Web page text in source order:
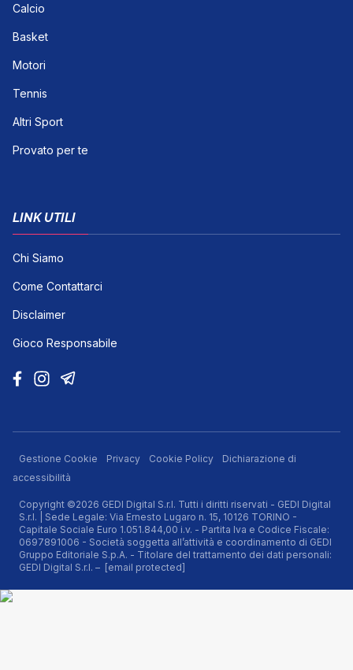
Calcio
Basket
Motori
Tennis
Altri Sport
Provato per te
LINK UTILI
Chi Siamo
Come Contattarci
Disclaimer
Gioco Responsabile
Gestione Cookie Privacy Cookie Policy
Dichiarazione di
accessibilità
Copyright ©2026 GEDI Digital S.r.l. Tutti i diritti riservati - GEDI Digital
S.r.l. | Sede Legale: Via Ernesto Lugaro n. 15, 10126 TORINO -
Capitale Sociale Euro 1.051.844,00 i.v. - Partita Iva e Codice Fiscale:
0697891006 - Società soggetta all’attività e coordinamento di GEDI
Gruppo Editoriale S.p.A. - Titolare del trattamento dei dati personali:
GEDI Digital S.r.l. – [email protected]